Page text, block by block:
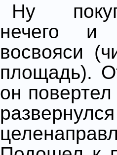
Ну
нечего и
восвояси
площадь).
он